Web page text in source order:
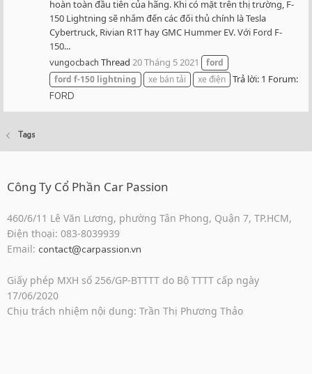
hoàn toàn đầu tiên của hãng. Khi có mặt trên thị trường, F-
150 Lightning sẽ nhắm đến các đối thủ chính là Tesla
Cybertruck, Rivian R1T hay GMC Hummer EV. Với Ford F-
150...
vungocbach Thread 20 Tháng 5 2021
ford
ford f-150 lightning xe bán tải xe điện Trả lời: 1 Forum:
FORD
Tags
Công Ty Cổ Phần Car Passion
460/6/11 Lê Văn Lương, phường Tân Phong, Quận 7, TP.HCM,
Điện thoại: 083-8039939
Email: contact@carpassion.vn
Giấy phép MXH số 256/GP-BTTTT do Bộ TTTT cấp ngày
17/06/2020
Chịu trách nhiệm nội dung: Trần Thị Phương Thảo